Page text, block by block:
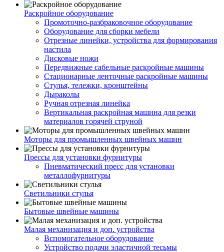
Раскройное оборудование
Промоточно-разбраковочное оборудование
Оборудование для сборки мебели
Отрезные линейки, устройства для формирования
настила
Дисковые ножи
Передвижные сабельные раскройные машины
Стационарные ленточные раскройные машины
Стулья, тележки, кронштейны
Дыраколы
Ручная отрезная линейка
Вертикальная раскройная машина для резки
материалов горячей струной
Моторы для промышленных швейных машин
Прессы для установки фурнитуры
Пневматический пресс для установки
металлофурнитуры
Светильники стулья
Бытовые швейные машины
Малая механизация и доп. устройства
Вспомогательное оборудование
Устройство подачи эластичной тесьмы